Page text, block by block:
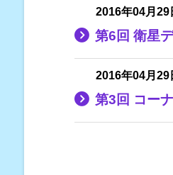
2016年04月29
第6回 衛星
2016年04月29
第3回 コー